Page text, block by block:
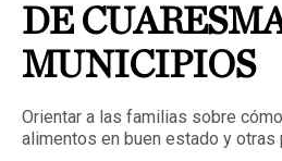
DE
MUNICIPIOS
Orientar a las familias sobre
alimentos en buen estado y otras